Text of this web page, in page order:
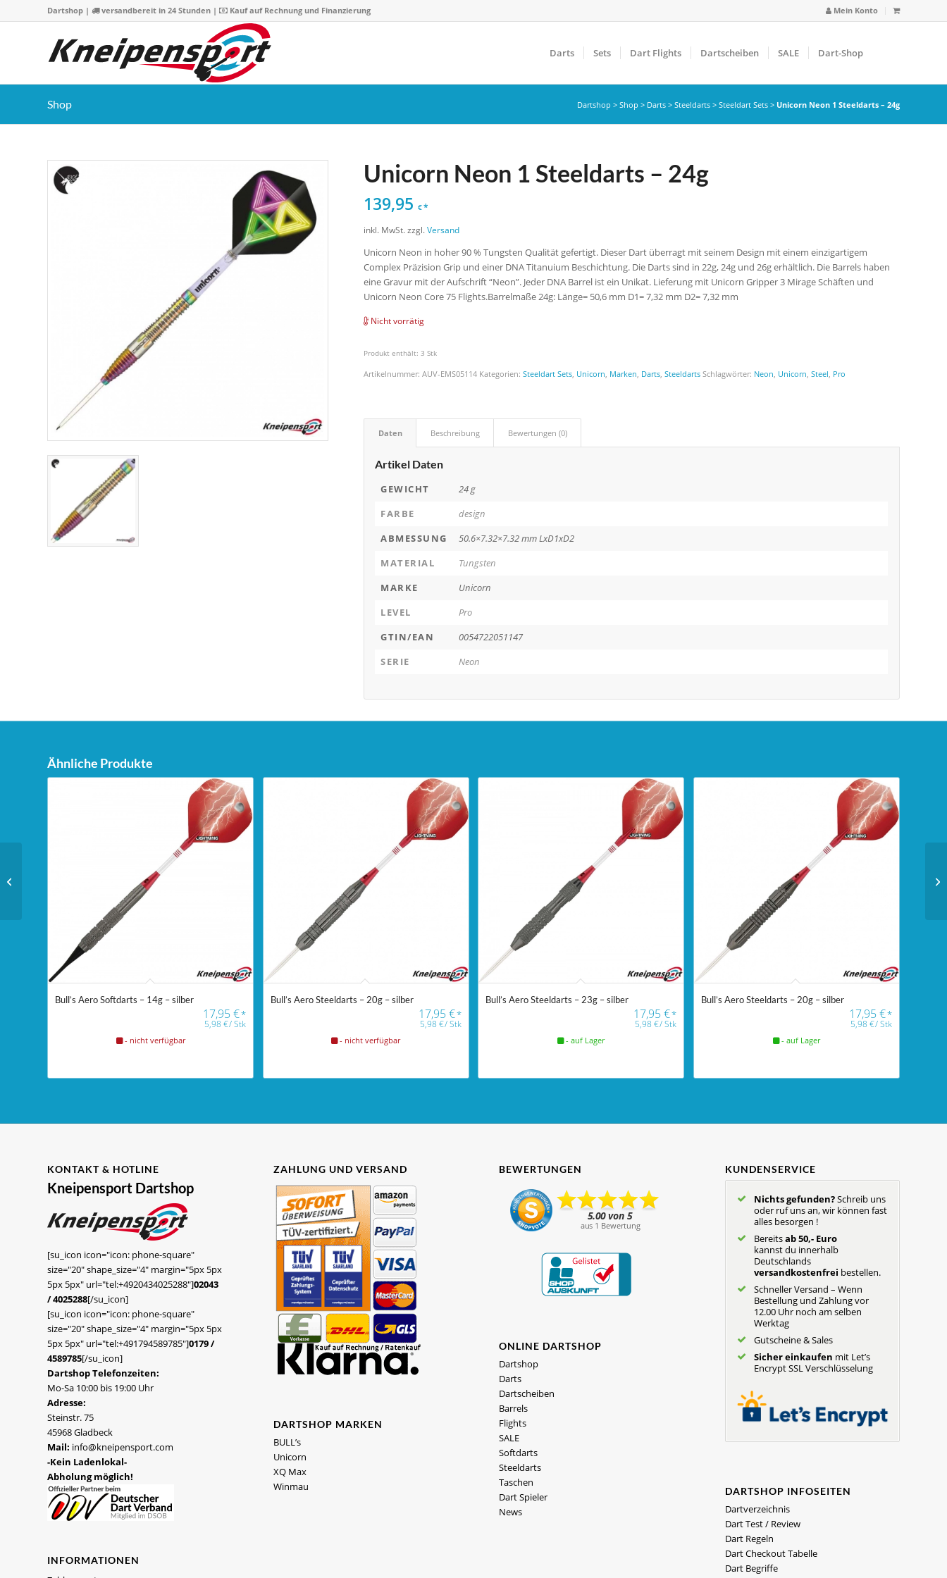
Mein Konto
Dartshop | versandbereit in 24 Stunden | Kauf auf Rechnung und Finanzierung
Darts Sets Dart Flights Dartscheiben SALE Dart-Shop
Shop Dartshop > Shop > Darts > Steeldarts > Steeldart Sets > Unicorn Neon 1 Steeldarts – 24g
Unicorn Neon 1 Steeldarts – 24g
139,95€*
inkl. MwSt. zzgl.Versand
Unicorn Neon in hoher 90 % Tungsten Qualität gefertigt. Dieser Dart überragt mit seinem Design mit einem einzigartigem
Complex Präzision Grip und einer DNA Titanuium Beschichtung. Die Darts sind in 22g, 24g und 26g erhältlich. Die Barrels haben
eine Gravur mit der Aufschrift “Neon”. Jeder DNA Barrel ist ein Unikat. Lieferung mit Unicorn Gripper 3 Mirage Schäften und
Unicorn Neon Core 75 Flights.Barrelmaße 24g: Länge= 50,6 mm D1= 7,32 mm D2= 7,32 mm
Nicht vorrätig
Produkt enthält: 3Stk
Artikelnummer:AUV-EMS05114 Kategorien:Steeldart Sets, Unicorn, Marken, Darts,Steeldarts Schlagwörter: Neon, Unicorn,Steel, Pro
Daten Beschreibung Bewertungen (0)
Artikel Daten
GEWICHT
24 g
FARBE
design
ABMESSUNG
50.6×7.32×7.32 mm LxD1xD2
MATERIAL
Tungsten
MARKE
Unicorn
LEVEL
Pro
GTIN/EAN
0054722051147
SERIE
Neon
Ähnliche Produkte
Bull’s Aero Softdarts – 14g – silber
17,95€*
5,98€/Stk
- nicht verfügbar
Bull’s Aero Steeldarts – 20g – silber
17,95€*
5,98 €/Stk
- nicht verfügbar
Bull’s Aero Steeldarts – 23g – silber
17,95€*
5,98€/Stk
- auf Lager
Bull’s Aero Steeldarts – 20g – silber
17,95€*
5,98 €/Stk
- auf Lager
KONTAKT & HOTLINE
Kneipensport Dartshop
[su_icon icon="icon: phone-square"
size="20" shape_size="4" margin="5px 5px
5px 5px" url="tel:+4920434025288"]02043
/ 4025288[/su_icon]
[su_icon icon="icon: phone-square"
size="20" shape_size="4" margin="5px 5px
5px 5px" url="tel:+491794589785"]0179 /
4589785[/su_icon]
Dartshop Telefonzeiten:
Mo-Sa 10:00 bis 19:00 Uhr
Adresse:
Steinstr. 75
45968 Gladbeck
Mail: info@kneipensport.com
-Kein Ladenlokal-
Abholung möglich!
INFORMATIONEN
ZAHLUNG UND VERSAND
DARTSHOP MARKEN
BULL’s
Unicorn
XQ Max
Winmau
BEWERTUNGEN
ONLINE DARTSHOP
Dartshop
Darts
Dartscheiben
Barrels
Flights
SALE
Softdarts
Steeldarts
Taschen
Dart Spieler
News
KUNDENSERVICE
Nichts gefunden?Schreib uns
oder ruf uns an, wir können fast
alles besorgen !
Bereitsab 50,- Euro
kannst du innerhalb
Deutschlands
versandkostenfrei bestellen.
Schneller Versand – Wenn
Bestellung und Zahlung vor
12.00 Uhr noch am selben
Werktag
Gutscheine & Sales
Sicher einkaufen mit Let’s
Encrypt SSL Verschlüsselung
DARTSHOP INFOSEITEN
Dartverzeichnis
Dart Test / Review
Dart Regeln
Dart Checkout Tabelle
Dart Begriffe